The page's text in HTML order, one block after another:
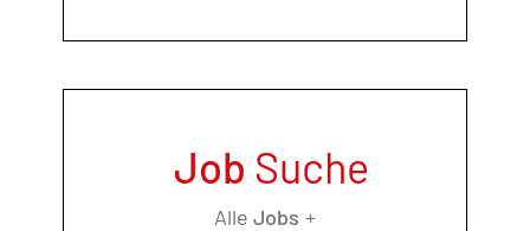
Job Suche
Alle Jobs